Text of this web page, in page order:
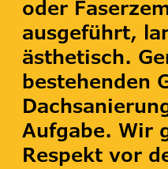
oder
ausgeführt,
ästhetisch.
bestehenden
Aufgabe. Wir
Respekt vor